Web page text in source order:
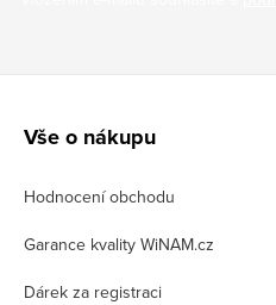
Vše o nákupu
Hodnocení obchodu
Garance kvality WiNAM.cz
Dárek za registraci